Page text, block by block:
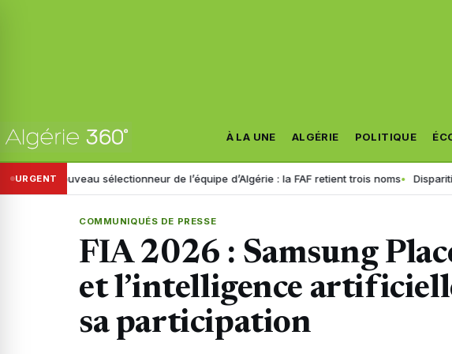
À LA UNE ALGÉRIE POLITIQUE
URGENT
sélectionneur de l’équipe d’Algérie : la FAF retient trois noms Disparition de Manon
COMMUNIQUÉS DE PRESSE
FIA 2026 : Samsung
et l’intelligence
sa participation